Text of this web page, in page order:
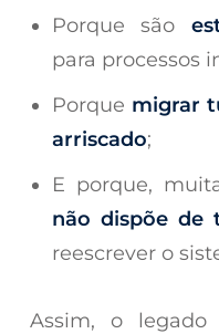
Porque são
para processos
Porque migrar
arriscado;
E porque,
não dispõe de
reescrever o
Assim, o